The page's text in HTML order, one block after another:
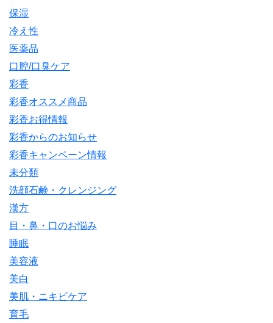
保湿
冷え性
医薬品
口腔/口臭ケア
彩香
彩香オススメ商品
彩香お得情報
彩香からのお知らせ
彩香キャンペーン情報
未分類
洗顔石鹸・クレンジング
漢方
目・鼻・口のお悩み
睡眠
美容液
美白
美肌・ニキビケア
育毛